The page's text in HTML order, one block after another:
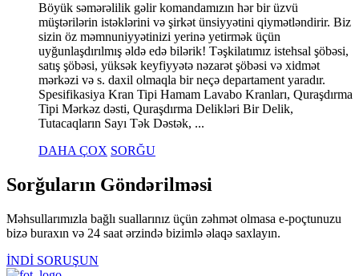
Böyük səmərəlilik gəlir komandamızın hər bir üzvü
müştərilərin istəklərini və şirkət ünsiyyətini qiymətləndirir. Biz
sizin öz məmnuniyyətinizi yerinə yetirmək üçün
uyğunlaşdırılmış əldə edə bilərik! Təşkilatımız istehsal şöbəsi,
satış şöbəsi, yüksək keyfiyyətə nəzarət şöbəsi və xidmət
mərkəzi və s. daxil olmaqla bir neçə departament yaradır.
Spesifikasiya Kran Tipi Hamam Lavabo Kranları, Quraşdırma
Tipi Mərkəz dəsti, Quraşdırma Delikləri Bir Delik,
Tutacaqların Sayı Tək Dəstək, ...
DAHA ÇOX SORĞU
Sorğuların Göndərilməsi
Məhsullarımızla bağlı suallarınız üçün zəhmət olmasa e-poçtunuzu
bizə buraxın və 24 saat ərzində bizimlə əlaqə saxlayın.
İNDİ SORUŞUN